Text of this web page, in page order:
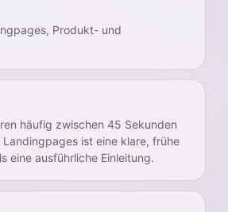
Produkt- und
häufig zwischen 45 Sekunden
ist eine klare, frühe
eine ausführliche Einleitung.